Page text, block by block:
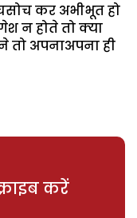
कर अभीभूत हो
न होते तो क्या
तो अपनाअपना ही
करें